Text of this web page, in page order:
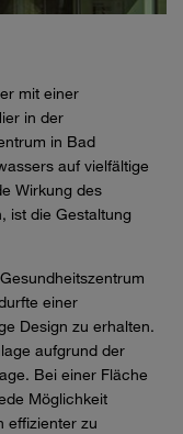
mit einer
in der
in Bad
auf vielfältige
Wirkung des
ist die Gestaltung
einer
Design zu erhalten.
aufgrund der
Bei einer Fläche
Möglichkeit
effizienter zu